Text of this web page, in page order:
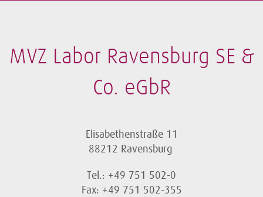
MVZ Labor Ravensburg SE &
Co. eGbR
Elisabethenstraße 11
88212 Ravensburg
Tel.: +49 751 502-0
Fax: +49 751 502-355